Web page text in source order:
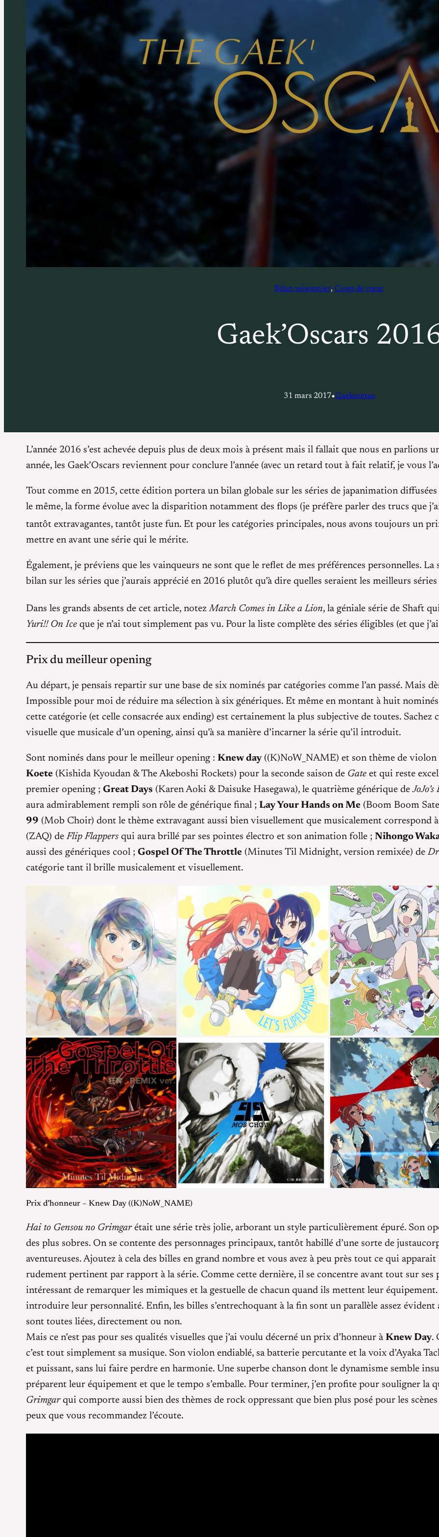
Bilan saisonnier, Coup de cœur
Gaek’Oscars
31 mars 2017•Gaekotetsu
L’année 2016 s’est achevée depuis plus de deux mois à présent mais il fallait que nous en parlions
année, les Gaek’Oscars reviennent pour conclure l’année (avec un retard tout à fait relatif, je vous
Tout comme en 2015, cette édition portera un bilan globale sur les séries de japanimation diffusées
le même, la forme évolue avec la disparition notamment des flops (je préfère parler des trucs que
tantôt extravagantes, tantôt juste fun. Et pour les catégories principales, nous avons toujours un
mettre en avant une série qui le mérite.
Également, je préviens que les vainqueurs ne sont que le reflet de mes préférences personnelles.
bilan sur les séries que j’aurais apprécié en 2016 plutôt qu’à dire quelles seraient les meilleurs
Dans les grands absents de cet article, notezMarch Comes in Like a Lion, la géniale série de Shaft
Yuri!! On Ice que je n’ai tout simplement pas vu. Pour la liste complète des séries éligibles (et que
Prix du meilleur opening
Au départ, je pensais repartir sur une base de six nominés par catégories comme l’an passé. Mais
Impossible pour moi de réduire ma sélection à six génériques. Et même en montant à huit
cette catégorie (et celle consacrée aux ending) est certainement la plus subjective de toutes.
visuelle que musicale d’un opening, ainsi qu’à sa manière d’incarner la série qu’il introduit.
Sont nominés dans pour le meilleur opening :Knew day((K)NoW_NAME) et son thème de
Koete (Kishida Kyoudan & The Akeboshi Rockets) pour la seconde saison de Gate et qui reste
premier opening ;Great Days (Karen Aoki & Daisuke Hasegawa), le quatrième générique de
aura admirablement rempli son rôle de générique final ;Lay Your Hands on Me (Boom Boom
99 (Mob Choir) dont le thème extravagant aussi bien visuellement que musicalement correspond
(ZAQ) deFlip Flappers qui aura brillé par ses pointes électro et son animation folle ;Nihongo
aussi des génériques cool ;Gospel Of The Throttle (Minutes Til Midnight, version remixée) de
catégorie tant il brille musicalement et visuellement.
Prix d’honneur – Knew Day ((K)NoW_NAME)
Hai to Gensou no Grimgarétait une série très jolie, arborant un style particulièrement épuré. Son
des plus sobres. On se contente des personnages principaux, tantôt habillé d’une sorte de
aventureuses. Ajoutez à cela des billes en grand nombre et vous avez à peu près tout ce qui
rudement pertinent par rapport à la série. Comme cette dernière, il se concentre avant tout sur ses
intéressant de remarquer les mimiques et la gestuelle de chacun quand ils mettent leur équipement.
introduire leur personnalité. Enfin, les billes s’entrechoquant à la fin sont un parallèle assez évident
sont toutes liées, directement ou non.
Mais ce n’est pas pour ses qualités visuelles que j’ai voulu décerné un prix d’honneur àKnew Day.
c’est tout simplement sa musique. Son violon endiablé, sa batterie percutante et la voix d’Ayaka
et puissant, sans lui faire perdre en harmonie. Une superbe chanson dont le dynamisme semble
préparent leur équipement et que le tempo s’emballe. Pour terminer, j’en profite pour souligner la
Grimgarqui comporte aussi bien des thèmes de rock oppressant que bien plus posé pour les
peux que vous recommandez l’écoute.